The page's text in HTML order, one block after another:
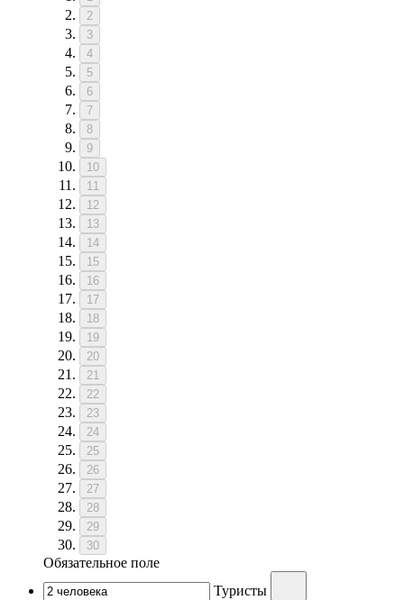
2
3
4
5
6
7
8
9
10
11
12
13
14
15
16
17
18
19
20
21
22
23
24
25
26
27
28
29
30
Обязательное поле
Туристы